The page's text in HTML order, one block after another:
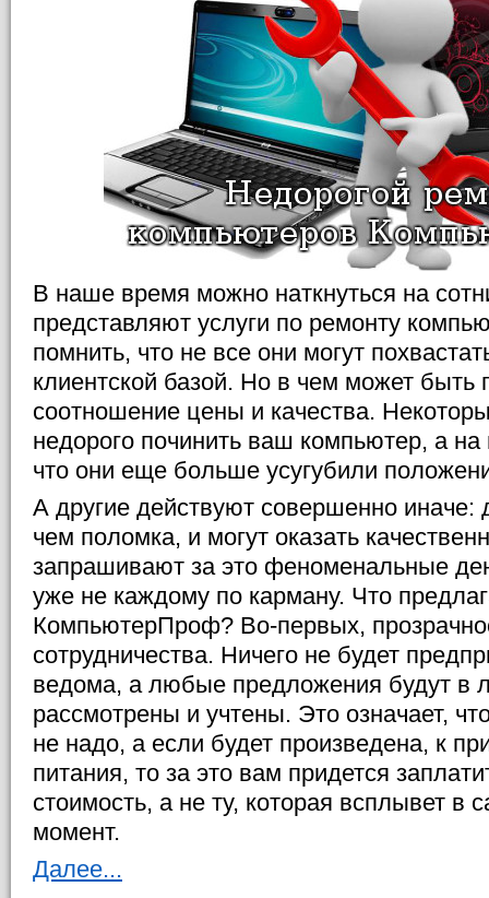
В наше время можно наткнуться на
представляют услуги по ремонту
помнить, что не все они могут
клиентской базой. Но в чем может быть
соотношение цены и качества.
недорого починить ваш компьютер, а на
что они еще больше усугубили
А другие действуют совершенно иначе:
чем поломка, и могут оказать
запрашивают за это феноменальные
уже не каждому по карману. Что
КомпьютерПроф? Во-первых,
сотрудничества. Ничего не будет
ведома, а любые предложения будут в
рассмотрены и учтены. Это означает,
не надо, а если будет произведена, к
питания, то за это вам придется
стоимость, а не ту, которая всплывет в
момент.
Далее...